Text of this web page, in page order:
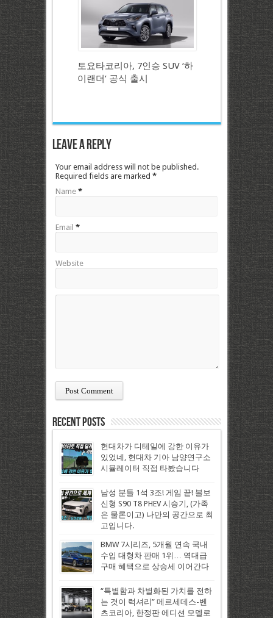
토요타코리아, 7인승 SUV ‘하
이랜더’ 공식 출시
Leave a Reply
Your email address will not be published.
Required fields are marked *
Name *
Email *
Website
Recent Posts
현대차가 디테일에 강한 이유가
있었네, 현대차 기아 남양연구소
시뮬레이터 직접 타봤습니다
남성 분들 1석 3조! 게임 끝! 볼보
신형 S90 T8 PHEV 시승기, (가족
은 물론이고) 나만의 공간으로 최
고입니다.
BMW 7시리즈, 5개월 연속 국내
수입 대형차 판매 1위… 역대급
구매 혜택으로 상승세 이어간다
“특별함과 차별화된 가치를 전하
는 것이 럭셔리” 메르세데스-벤
츠코리아, 한정판 에디션 모델로